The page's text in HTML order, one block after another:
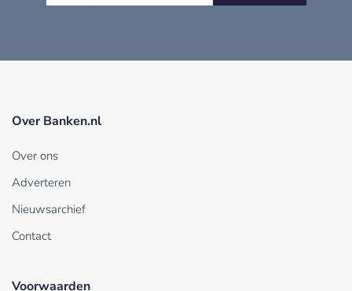
Over Banken.nl
Over ons
Adverteren
Nieuwsarchief
Contact
Voorwaarden